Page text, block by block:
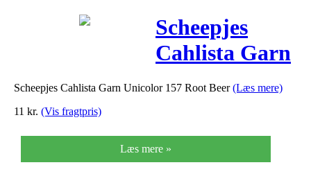
Scheepjes
Cahlista Garn
Unicolor 157
Scheepjes Cahlista Garn Unicolor 157 Root Beer(Læs mere)
11 kr. (Vis fragtpris)
Læs mere »